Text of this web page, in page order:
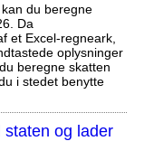
du beregne
Da
et Excel-regneark,
oplysninger
beregne skatten
i stedet benytte
staten og lader